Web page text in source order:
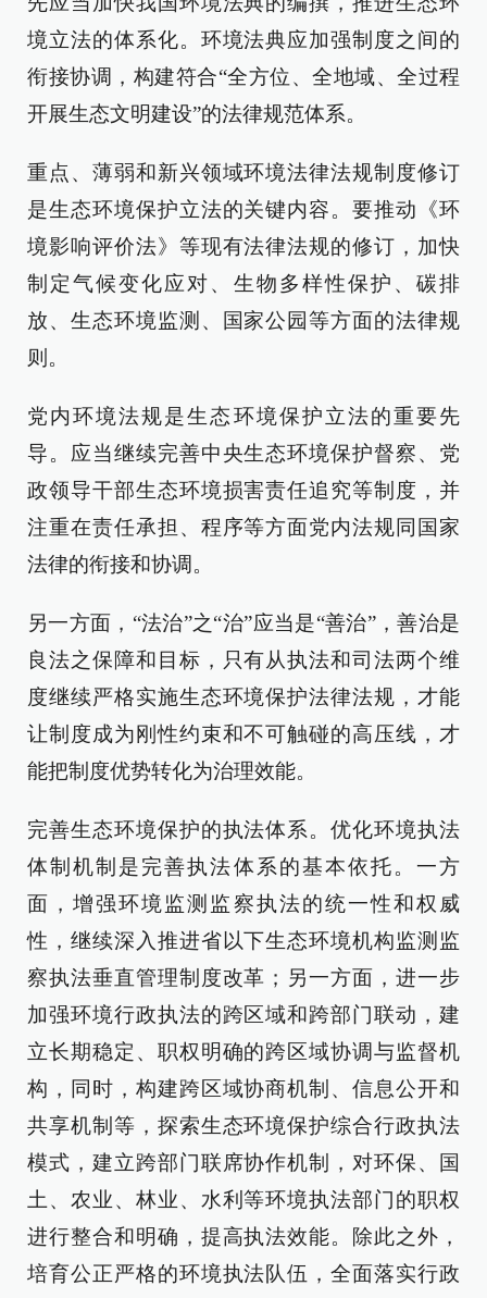
境立法的体系化。环境法典应加强制度之间的
衔接协调，构建符合“全方位、全地域、全过程
开展生态文明建设”的法律规范体系。
重点、薄弱和新兴领域环境法律法规制度修订
是生态环境保护立法的关键内容。要推动《环
境影响评价法》等现有法律法规的修订，加快
制定气候变化应对、生物多样性保护、碳排
放、生态环境监测、国家公园等方面的法律规
则。
党内环境法规是生态环境保护立法的重要先
导。应当继续完善中央生态环境保护督察、党
政领导干部生态环境损害责任追究等制度，并
注重在责任承担、程序等方面党内法规同国家
法律的衔接和协调。
另一方面，“法治”之“治”应当是“善治”，善治是
良法之保障和目标，只有从执法和司法两个维
度继续严格实施生态环境保护法律法规，才能
让制度成为刚性约束和不可触碰的高压线，才
能把制度优势转化为治理效能。
完善生态环境保护的执法体系。优化环境执法
体制机制是完善执法体系的基本依托。一方
面，增强环境监测监察执法的统一性和权威
性，继续深入推进省以下生态环境机构监测监
察执法垂直管理制度改革；另一方面，进一步
加强环境行政执法的跨区域和跨部门联动，建
立长期稳定、职权明确的跨区域协调与监督机
构，同时，构建跨区域协商机制、信息公开和
共享机制等，探索生态环境保护综合行政执法
模式，建立跨部门联席协作机制，对环保、国
土、农业、林业、水利等环境执法部门的职权
进行整合和明确，提高执法效能。除此之外，
培育公正严格的环境执法队伍，全面落实行政